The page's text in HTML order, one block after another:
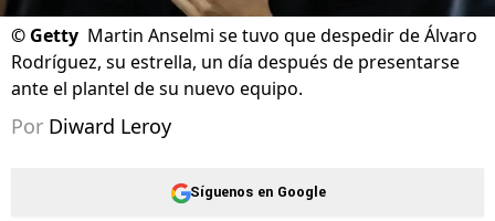
© Getty Martin Anselmi se tuvo que despedir de Álvaro
Rodríguez, su estrella, un día después de presentarse
ante el plantel de su nuevo equipo.
Por Diward Leroy
Síguenos en Google